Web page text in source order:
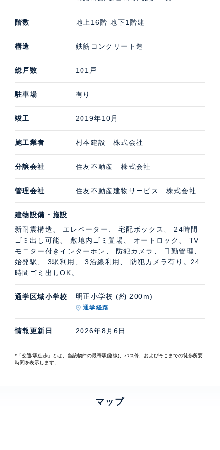
階数 地上16階 地下1階建
構造 鉄筋コンクリート造
総戸数 101戸
駐車場 有り
竣工 2019年10月
施工業者 村本建設 株式会社
分譲会社 住友不動産 株式会社
管理会社 住友不動産建物サービス 株式会社
建物設備・施設
新耐震構造、 エレベーター、 宅配ボックス、 24時間
ゴミ出し可能、 敷地内ゴミ置場、 オートロック、 TV
モニター付きインターホン、 防犯カメラ、 日勤管理、
始発駅、 3駅利用、 3沿線利用、 防犯カメラ有り。24
時間ゴミ出しOK。
通学区域小学校 明正小学校 (約 200m)
通学経路
情報更新日 2026年8月6日
*「交通/駅徒歩」とは、当該物件の最寄駅(路線)、バス停、およびそこまでの徒歩所要
時間を表示します。
マップ